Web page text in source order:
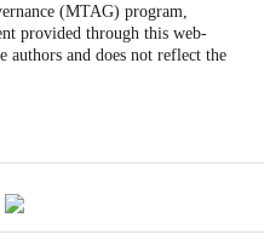
(MTAG) program,
provided through this web-
authors and does not reflect the